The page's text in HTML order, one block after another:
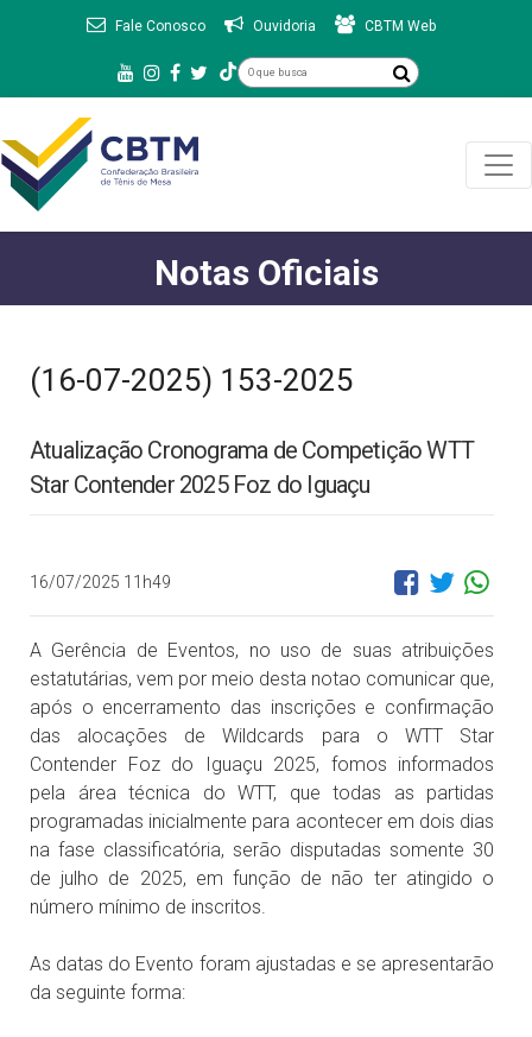
Fale Conosco Ouvidoria CBTM Web
Notas Oficiais
(16-07-2025) 153-2025
Atualização Cronograma de Competição WTT
Star Contender 2025 Foz do Iguaçu
16/07/2025 11h49
A Gerência de Eventos, no uso de suas atribuições
estatutárias, vem por meio desta notao comunicar que,
após o encerramento das inscrições e confirmação
das alocações de Wildcards para o WTT Star
Contender Foz do Iguaçu 2025, fomos informados
pela área técnica do WTT, que todas as partidas
programadas inicialmente para acontecer em dois dias
na fase classificatória, serão disputadas somente 30
de julho de 2025, em função de não ter atingido o
número mínimo de inscritos.
As datas do Evento foram ajustadas e se apresentarão
da seguinte forma: